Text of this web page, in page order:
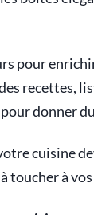
pour
recettes,
donner
cuisine
toucher à